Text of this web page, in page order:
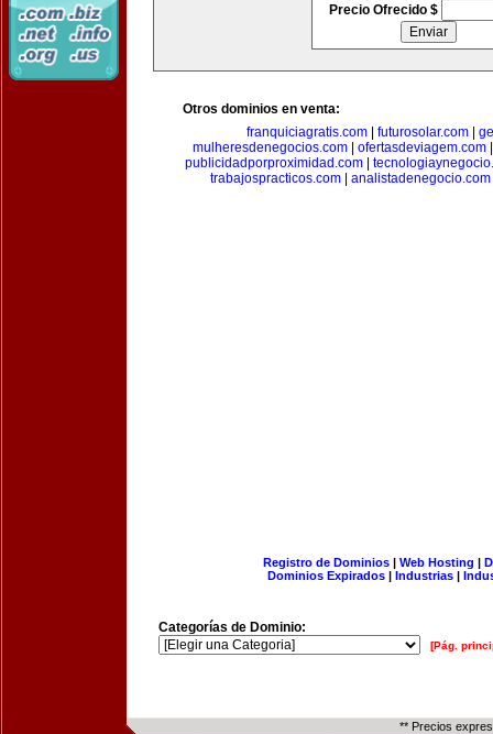
Precio Ofrecido $
Otros dominios en venta:
franquiciagratis.com
futurosolar.com
mulheresdenegocios.com
ofertasdeviagem.com
publicidadporproximidad.com|
trabajospracticos.com| analistadenegocio.com
Registro de Dominios| Web Hosting |
Dominios Expirados | Industrias |
Categorías de Dominio:
[Pág.
** Precios